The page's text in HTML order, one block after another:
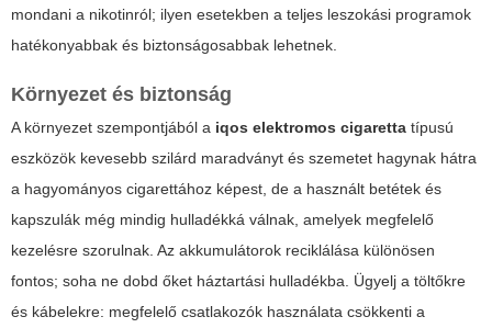
mondani a nikotinról; ilyen esetekben a teljes leszokási programok
hatékonyabbak és biztonságosabbak lehetnek.
Környezet és biztonság
A környezet szempontjából a iqos elektromos cigaretta típusú
eszközök kevesebb szilárd maradványt és szemetet hagynak hátra
a hagyományos cigarettához képest, de a használt betétek és
kapszulák még mindig hulladékká válnak, amelyek megfelelő
kezelésre szorulnak. Az akkumulátorok reciklálása különösen
fontos; soha ne dobd őket háztartási hulladékba. Ügyelj a töltőkre
és kábelekre: megfelelő csatlakozók használata csökkenti a